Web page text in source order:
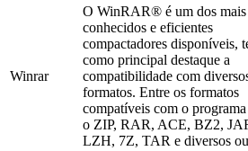
Winrar
O WinRAR® é um dos mais
conhecidos e eficientes
compactadores disponíveis,
como principal destaque a
compatibilidade com
formatos. Entre os formatos
compatíveis com o programa
o ZIP, RAR, ACE, BZ2,
LZH, 7Z, TAR e diversos